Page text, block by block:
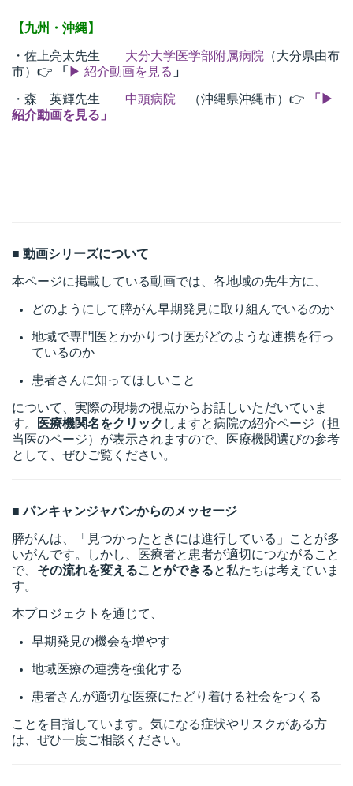
【九州・沖縄】
・佐上亮太先生 大分大学医学部附属病院 （大分県由布
市）👉
「 ▶ 紹介動画を見る 」
・森 英輝先生 中頭病院 （沖縄県沖縄市）👉
「▶
紹介動画を見る」
■ 動画シリーズについて
本ページに掲載している動画では、各地域の先生方に、
どのようにして膵がん早期発見に取り組んでいるのか
地域で専門医とかかりつけ医がどのような連携を行っ
ているのか
患者さんに知ってほしいこと
について、実際の現場の視点からお話しいただいていま
す。
医療機関名をクリック しますと病院の紹介ページ（担
当医のページ）が表示されますので、医療機関選びの参考
として、ぜひご覧ください。
■ パンキャンジャパンからのメッセージ
膵がんは、「見つかったときには進行している」ことが多
いがんです。しかし、医療者と患者が適切につながること
で、 その流れを変えることができると私たちは考えていま
す。
本プロジェクトを通じて、
早期発見の機会を増やす
地域医療の連携を強化する
患者さんが適切な医療にたどり着ける社会をつくる
ことを目指しています。気になる症状やリスクがある方
は、ぜひ一度ご相談ください。